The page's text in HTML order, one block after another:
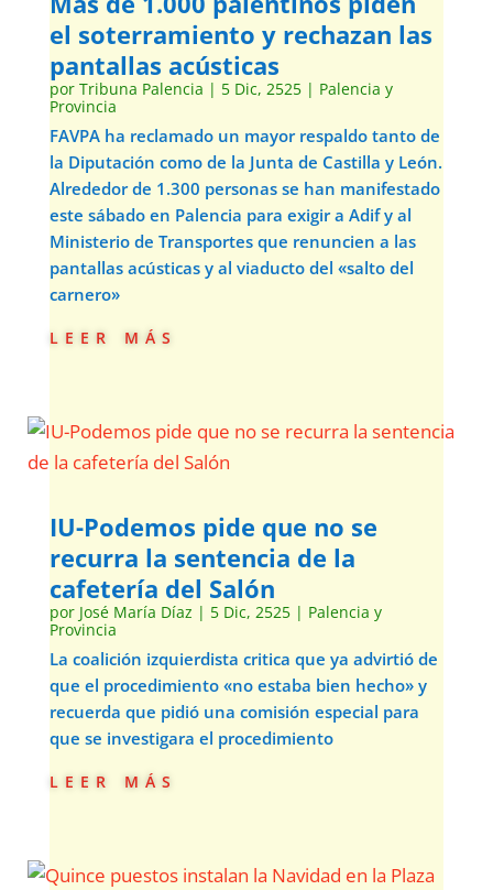
el soterramiento y rechazan las
pantallas acústicas
por Tribuna Palencia | 5 Dic, 2525| Palencia y
Provincia
FAVPA ha reclamado un mayor respaldo tanto de
la Diputación como de la Junta de Castilla y León.
Alrededor de 1.300 personas se han manifestado
este sábado en Palencia para exigir a Adif y al
Ministerio de Transportes que renuncien a las
pantallas acústicas y al viaducto del «salto del
carnero»
leer más
IU-Podemos pide que no se
recurra la sentencia de la
cafetería del Salón
por José María Díaz | 5 Dic, 2525| Palencia y
Provincia
La coalición izquierdista critica que ya advirtió de
que el procedimiento «no estaba bien hecho» y
recuerda que pidió una comisión especial para
que se investigara el procedimiento
leer más